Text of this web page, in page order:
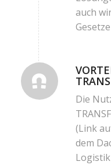
auch
Die
(Link
dem